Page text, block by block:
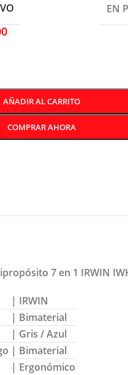
EN
AÑADIR AL CARRITO
COMPRAR AHORA
7 en 1 IRWIN
| IRWIN
| Bimaterial
| Gris / Azul
| Bimaterial
| Ergonómico